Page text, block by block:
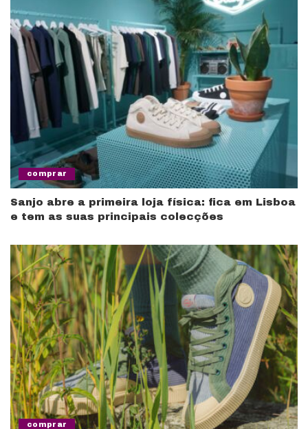
comprar
Sanjo abre a primeira loja física: fica em Lisboa
e tem as suas principais colecções
comprar